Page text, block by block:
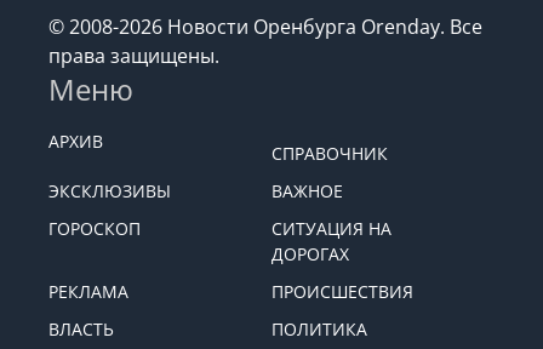
© 2008-2026 Новости Оренбурга Orenday. Все
права защищены.
Меню
АРХИВ
СПРАВОЧНИК
ЭКСКЛЮЗИВЫ
ВАЖНОЕ
ГОРОСКОП
СИТУАЦИЯ НА
ДОРОГАХ
РЕКЛАМА
ПРОИСШЕСТВИЯ
ВЛАСТЬ
ПОЛИТИКА